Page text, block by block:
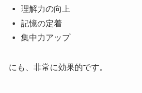
理解力の向上
記憶の定着
集中力アップ
にも、非常に効果的です。